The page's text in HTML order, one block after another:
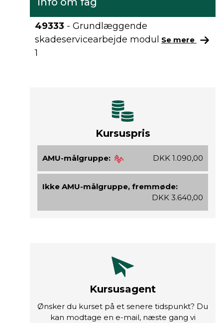
49333 - Grundlæggende
skadeservicearbejde modul
1
Se mere
Kursuspris
AMU-målgruppe: DKK 1.090,00
Ikke AMU-målgruppe, fremmøde:
DKK 3.640,00
Kursusagent
Ønsker du kurset på et senere tidspunkt? Du
kan modtage en e-mail, næste gang vi